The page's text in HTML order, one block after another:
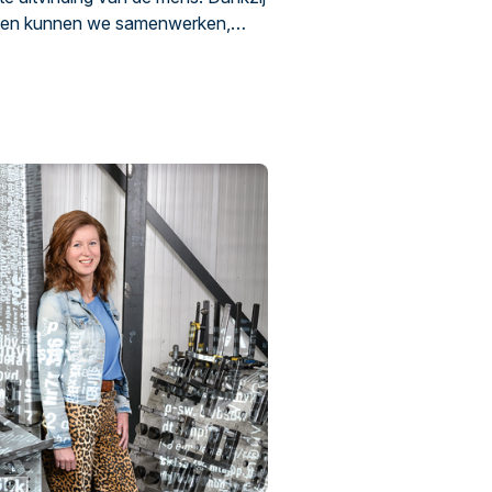
kunnen we samenwerken,